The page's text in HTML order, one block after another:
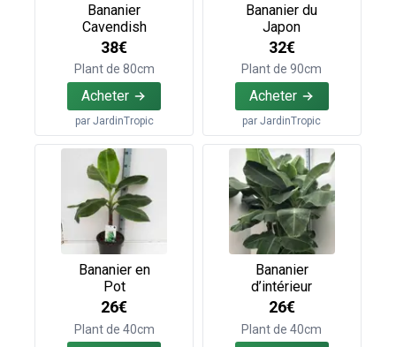
Bananier
Cavendish
38€
Plant de 80cm
Acheter
par JardinTropic
Bananier du
Japon
32€
Plant de 90cm
Acheter
parJardinTropic
Bananier en
Pot
26€
Plant de 40cm
Bananier
d’intérieur
26€
Plant de 40cm